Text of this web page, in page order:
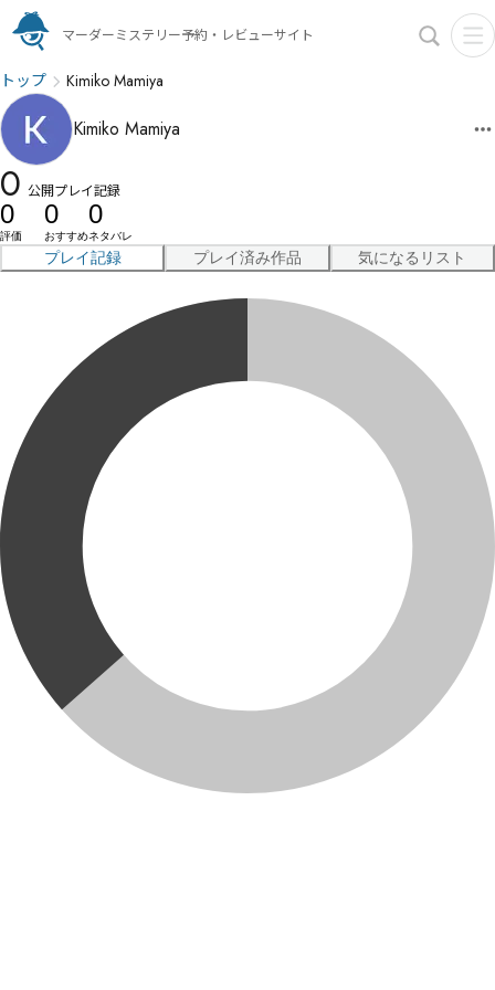
マーダーミステリー予約・レビューサイト
トップ Kimiko Mamiya
Kimiko Mamiya
0 公開プレイ記録
0
評価
0
おすすめ
0
ネタバレ
プレイ記録 プレイ済み作品 気になるリスト